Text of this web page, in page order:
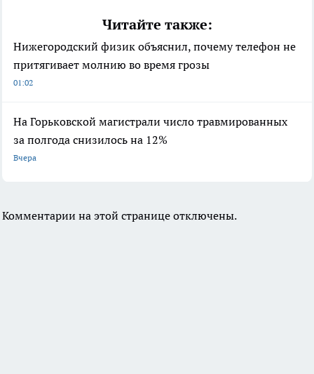
Читайте также:
Нижегородский физик объяснил, почему телефон не
притягивает молнию во время грозы
01:02
На Горьковской магистрали число травмированных
за полгода снизилось на 12%
Вчера
Комментарии на этой странице отключены.